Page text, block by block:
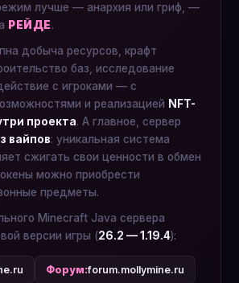
лучше — анархия или гриф, —
РЕЙДЕ.
добыча ресурсов, крафт
баз, исследование
с игроками — с
и реализацией NFT-
проекта. А главное, сервер
вайпов: уникальная система
сжигать свои ценности в обмен
можно приобрести
предметы.
Minecraft Java сервера
версии игры (26.2 — 1.19.4):
Форум:forum.mollymine.ru